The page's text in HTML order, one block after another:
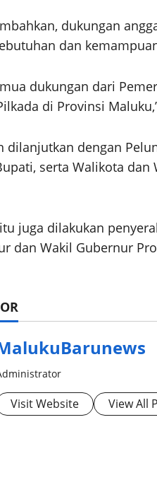
dukungan
dan
dukungan dari
di Provinsi
dilanjutkan dengan
serta Walikota
juga dilakukan
dan Wakil Gubernur
Visit Website View All